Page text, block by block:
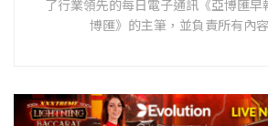
了行業領先的每日電子通訊《亞博匯早
博匯》的主筆，並負責所有內